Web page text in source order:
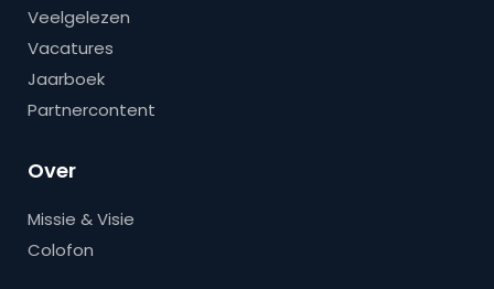
Veelgelezen
Vacatures
Jaarboek
Partnercontent
Over
Missie & Visie
Colofon